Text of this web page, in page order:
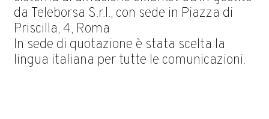
da Teleborsa S.r.l., con sede in Piazza di
Priscilla, 4, Roma
In sede di quotazione è stata scelta la
lingua italiana per tutte le comunicazioni.